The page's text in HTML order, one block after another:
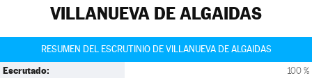
VILLANUEVA DE ALGAIDAS
RESUMEN DEL ESCRUTINIO DE VILLANUEVA DE ALGAIDAS
Escrutado: 100 %